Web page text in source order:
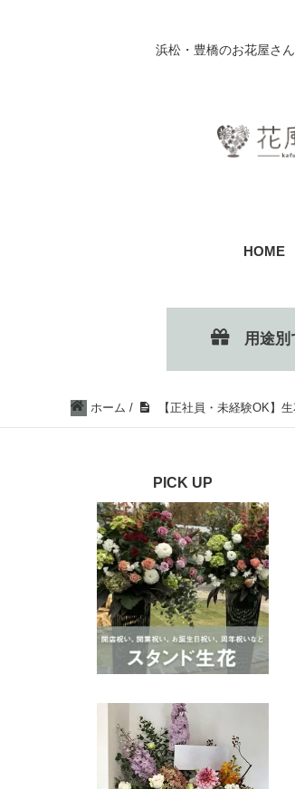
浜松・豊橋のお花屋さ
HOME
用途別
ホーム / 【正社員・未経験OK】
PICK UP